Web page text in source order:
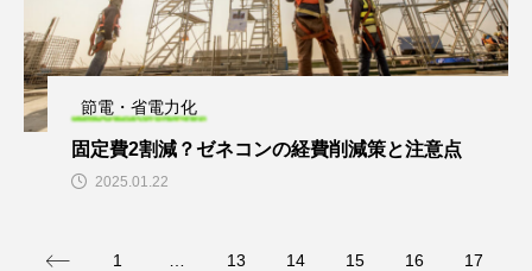
節電・省電力化
固定費2割減？ゼネコンの経費削減策と注意点
2025.01.22
1 13 14 15 16 17